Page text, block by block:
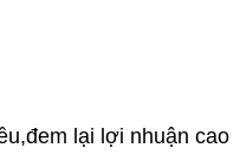
lại lợi nhuận cao